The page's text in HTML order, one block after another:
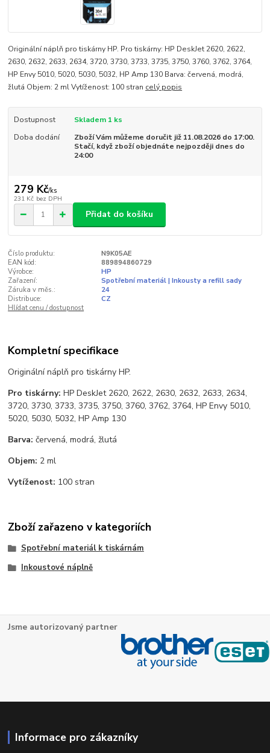
Originální náplň pro tiskárny HP. Pro tiskárny: HP DeskJet 2620, 2622,
2630, 2632, 2633, 2634, 3720, 3730, 3733, 3735, 3750, 3760, 3762, 3764,
HP Envy 5010, 5020, 5030, 5032, HP Amp 130 Barva: červená, modrá,
žlutá Objem: 2 ml Vytíženost: 100 stran celý popis
Dostupnost
Skladem 1 ks
Doba dodání
Zboží Vám můžeme doručit již 11.08.2026 do 17:00.
Stačí, když zboží objednáte nejpozději dnes do
24:00
279 Kč/ks
231 Kč bez DPH
Přidat do košíku
Číslo produktu:
N9K05AE
EAN kód:
889894860729
Výrobce:
HP
Zařazení:
Spotřební materiál | Inkousty a refill sady
Záruka v měs.:
24
Distribuce:
CZ
Hlídat cenu / dostupnost
Kompletní specifikace
Originální náplň pro tiskárny HP.
Pro tiskárny:HP DeskJet 2620, 2622, 2630, 2632, 2633, 2634,
3720, 3730, 3733, 3735, 3750, 3760, 3762, 3764, HP Envy 5010,
5020, 5030, 5032, HP Amp 130
Barva: červená, modrá, žlutá
Objem: 2 ml
Vytíženost: 100 stran
Zboží zařazeno v kategoriích
Spotřební materiál k tiskárnám
Inkoustové náplně
Jsme autorizovaný partner
Informace pro zákazníky